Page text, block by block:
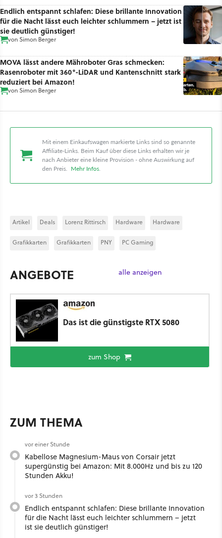
Endlich entspannt schlafen: Diese brillante Innovation
für die Nacht lässt euch leichter schlummern – jetzt ist
sie deutlich günstiger!
vonSimon Berger
MOVA lässt andere Mähroboter Gras schmecken:
Rasenroboter mit 360°-LiDAR und Kantenschnitt stark
reduziert bei Amazon!
vonSimon Berger
Mit einem Einkaufswagen markierte Links sind so genannte
Affiliate-Links. Beim Kauf über diese Links erhalten wir je
nach Anbieter eine kleine Provision - ohne Auswirkung auf
den Preis. Mehr Infos.
Artikel Deals Lorenz Rittirsch Hardware Hardware
Grafikkarten Grafikkarten PNY PC Gaming
ANGEBOTE alle anzeigen
Das ist die günstigste RTX 5080
zum Shop
ZUM THEMA
vor einer Stunde
Kabellose Magnesium-Maus von Corsair jetzt
supergünstig bei Amazon: Mit 8.000Hz und bis zu 120
Stunden Akku!
vor 3 Stunden
Endlich entspannt schlafen: Diese brillante Innovation
für die Nacht lässt euch leichter schlummern – jetzt
ist sie deutlich günstiger!